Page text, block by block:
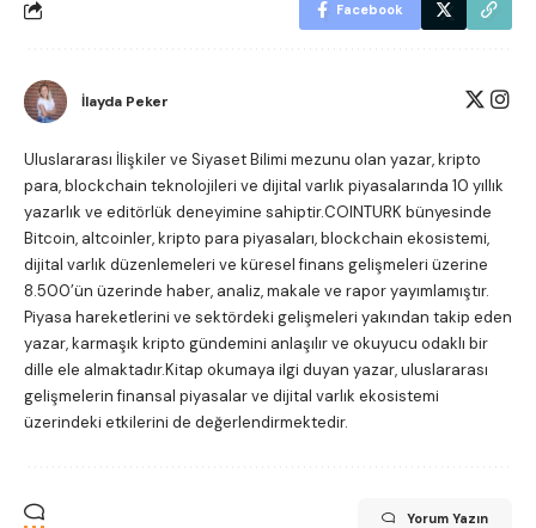
Facebook
İlayda Peker
Uluslararası İlişkiler ve Siyaset Bilimi mezunu olan yazar, kripto
para, blockchain teknolojileri ve dijital varlık piyasalarında 10 yıllık
yazarlık ve editörlük deneyimine sahiptir.COINTURK bünyesinde
Bitcoin, altcoinler, kripto para piyasaları, blockchain ekosistemi,
dijital varlık düzenlemeleri ve küresel finans gelişmeleri üzerine
8.500’ün üzerinde haber, analiz, makale ve rapor yayımlamıştır.
Piyasa hareketlerini ve sektördeki gelişmeleri yakından takip eden
yazar, karmaşık kripto gündemini anlaşılır ve okuyucu odaklı bir
dille ele almaktadır.Kitap okumaya ilgi duyan yazar, uluslararası
gelişmelerin finansal piyasalar ve dijital varlık ekosistemi
üzerindeki etkilerini de değerlendirmektedir.
Yorum Yazın